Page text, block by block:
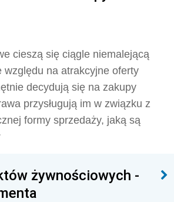
cieszą się ciągle niemalejącą
względu na atrakcyjne oferty
decydują się na zakupy
przysługują im w związku z
formy sprzedaży, jaką są
żywnościowych -